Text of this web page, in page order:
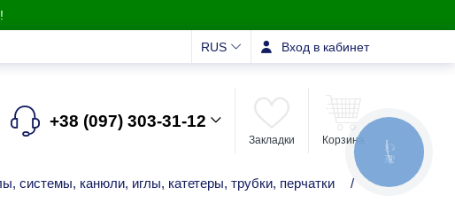
RUS Вход в кабинет
+38 (097) 303-31-12
Закладки Корзина
системы, канюли, иглы, катетеры, трубки, перчатки
/
КНОПКА
ЗВ'ЯЗКУ